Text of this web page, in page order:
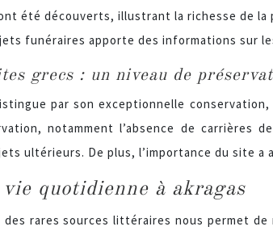
été découverts, illustrant la richesse de la
funéraires apporte des informations sur
grecs : un niveau de
par son exceptionnelle
notamment l’absence de carrières
ultérieurs. De plus, l’importance du site
quotidienne à akragas
des rares sources littéraires nous permet